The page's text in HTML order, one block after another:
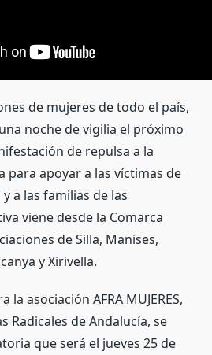
de mujeres de todo el país,
noche de vigilia el próximo
de repulsa a la
para apoyar a las víctimas de
a las familias de las
viene desde la Comarca
de Silla, Manises,
y Xirivella.
la asociación AFRA MUJERES,
Radicales de Andalucía, se
que será el jueves 25 de